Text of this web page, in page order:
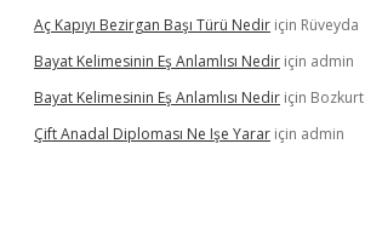
Aç Kapıyı Bezirgan Başı Türü Nedir için Rüveyda
Bayat Kelimesinin Eş Anlamlısı Nedir için admin
Bayat Kelimesinin Eş Anlamlısı Nedir için Bozkurt
Çift Anadal Diploması Ne Işe Yarar için admin